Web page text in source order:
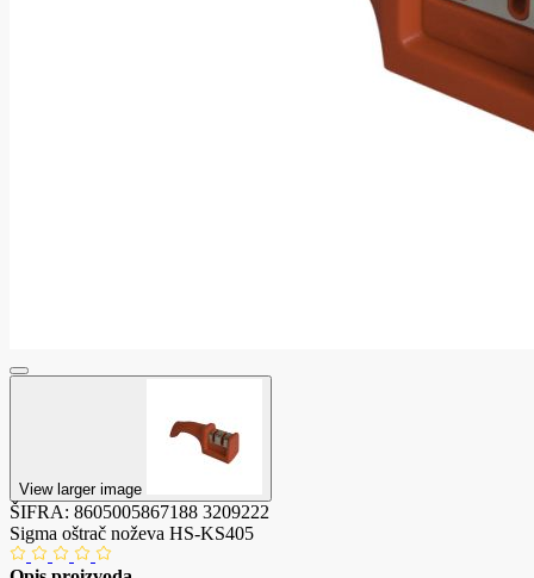
View larger image
ŠIFRA: 8605005867188 3209222
Sigma oštrač noževa HS-KS405